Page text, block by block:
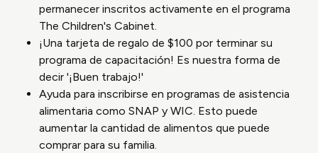
permanecer inscritos activamente en el programa
The Children's Cabinet.
¡Una tarjeta de regalo de $100 por terminar su
programa de capacitación! Es nuestra forma de
decir '¡Buen trabajo!'
Ayuda para inscribirse en programas de asistencia
alimentaria como SNAP y WIC. Esto puede
aumentar la cantidad de alimentos que puede
comprar para su familia.